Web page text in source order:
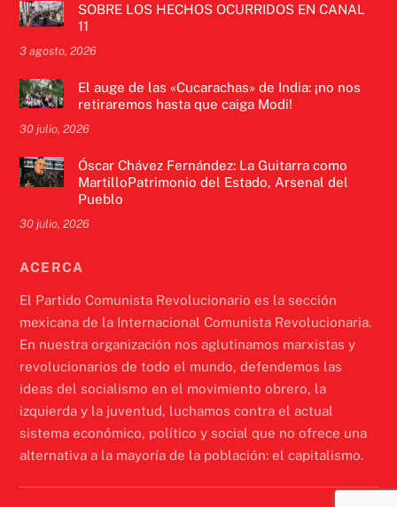
SOBRE LOS HECHOS OCURRIDOS EN CANAL
11
3 agosto, 2026
El auge de las «Cucarachas» de India: ¡no nos
retiraremos hasta que caiga Modi!
30 julio, 2026
Óscar Chávez Fernández: La Guitarra como
MartilloPatrimonio del Estado, Arsenal del
Pueblo
30 julio, 2026
ACERCA
El Partido Comunista Revolucionario es la sección
mexicana de la Internacional Comunista Revolucionaria.
En nuestra organización nos aglutinamos marxistas y
revolucionarios de todo el mundo, defendemos las
ideas del socialismo en el movimiento obrero, la
izquierda y la juventud, luchamos contra el actual
sistema económico, político y social que no ofrece una
alternativa a la mayoría de la población: el capitalismo.